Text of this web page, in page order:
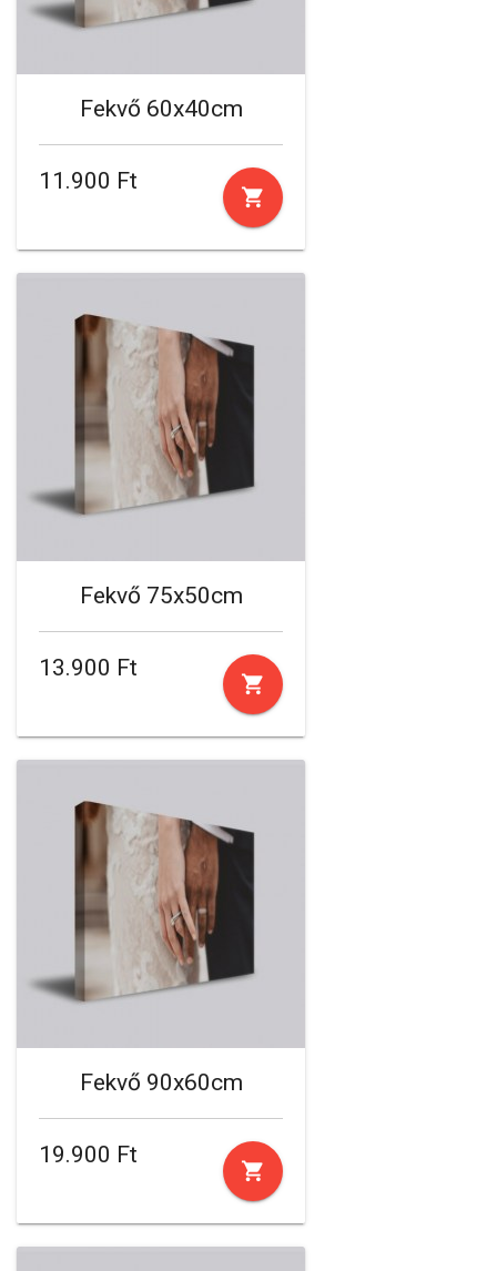
Fekvő 60x40cm
11.900 Ft
shopping_cart
Fekvő 75x50cm
13.900 Ft
shopping_cart
Fekvő 90x60cm
19.900 Ft
shopping_cart